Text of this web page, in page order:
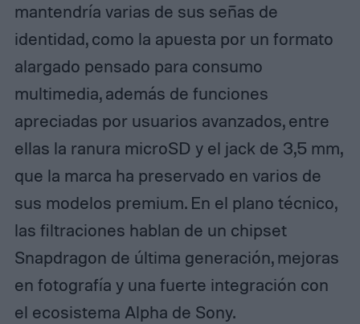
mantendría varias de sus señas de
identidad, como la apuesta por un formato
alargado pensado para consumo
multimedia, además de funciones
apreciadas por usuarios avanzados, entre
ellas la ranura microSD y el jack de 3,5 mm,
que la marca ha preservado en varios de
sus modelos premium. En el plano técnico,
las filtraciones hablan de un chipset
Snapdragon de última generación, mejoras
en fotografía y una fuerte integración con
el ecosistema Alpha de Sony.